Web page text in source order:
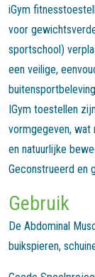
iGym
voor
sportschool)
een veilige,
IGym toestellen
vormgegeven, wat
en natuurlijke
Geconstrueerd en
Gebruik
De Abdominal
buikspieren,